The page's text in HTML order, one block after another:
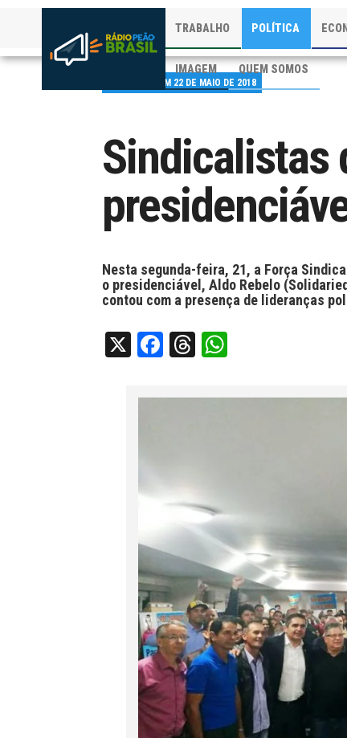
TRABALHO POLÍTICA
IMAGEM QUEM SOMOS
PUBLICADO EM 22 DE MAIO DE 2018
Sindicalistas
Nesta segunda-feira, 21, a Força
o presidenciável, Aldo Rebelo
contou com a presença de lideranças
X Facebook
Threads